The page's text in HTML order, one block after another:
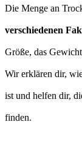
Die Menge an
verschiedenen
Größe, das
Wir erklären dir,
ist und helfen dir,
finden.